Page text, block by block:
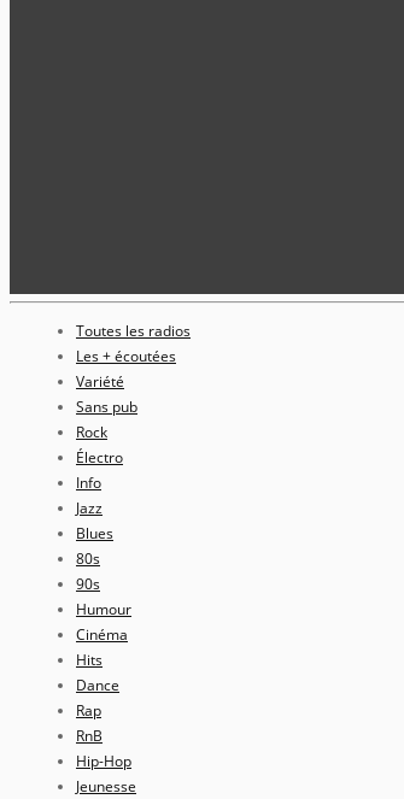
Toutes les radios
Les + écoutées
Variété
Sans pub
Rock
Électro
Info
Jazz
Blues
80s
90s
Humour
Cinéma
Hits
Dance
Rap
RnB
Hip-Hop
Jeunesse